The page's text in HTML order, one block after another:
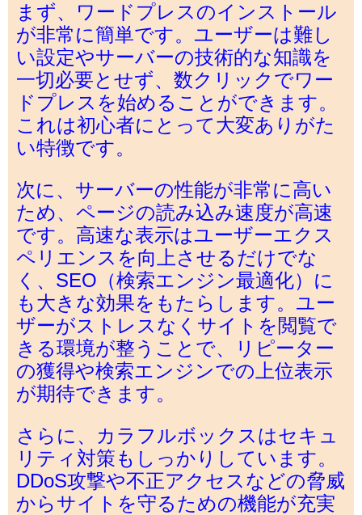
まず、ワードプレスのインストール
が非常に簡単です。ユーザーは難し
い設定やサーバーの技術的な知識を
一切必要とせず、数クリックでワー
ドプレスを始めることができます。
これは初心者にとって大変ありがた
い特徴です。
次に、サーバーの性能が非常に高い
ため、ページの読み込み速度が高速
です。高速な表示はユーザーエクス
ペリエンスを向上させるだけでな
く、SEO（検索エンジン最適化）に
も大きな効果をもたらします。ユー
ザーがストレスなくサイトを閲覧で
きる環境が整うことで、リピーター
の獲得や検索エンジンでの上位表示
が期待できます。
さらに、カラフルボックスはセキュ
リティ対策もしっかりしています。
DDoS攻撃や不正アクセスなどの脅威
からサイトを守るための機能が充実